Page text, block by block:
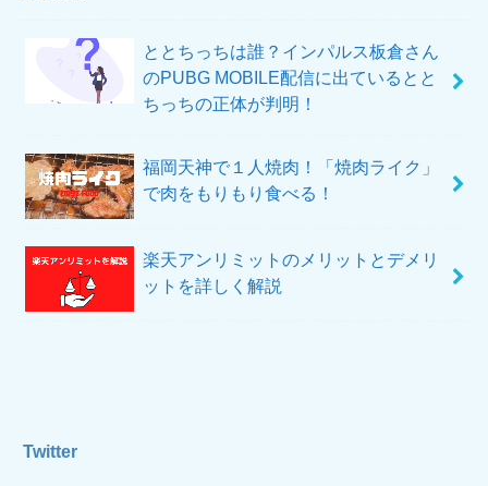
ととちっちは誰？インパルス板倉さん
のPUBG MOBILE配信に出ているとと
ちっちの正体が判明！
福岡天神で１人焼肉！「焼肉ライク」
で肉をもりもり食べる！
楽天アンリミットのメリットとデメリ
ットを詳しく解説
Twitter